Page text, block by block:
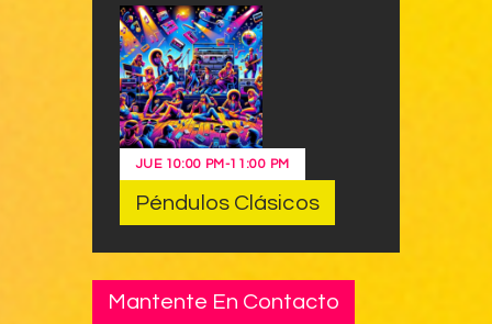
JUE 10:00 PM -11:00 PM
Péndulos Clásicos
Mantente En Contacto